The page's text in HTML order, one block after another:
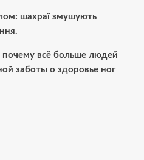
шахраї змушують
почему всё больше людей
заботы о здоровье ног